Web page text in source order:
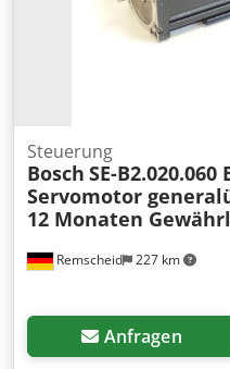
Remscheid 227 km
Steuerung
Bosch SE-
Servomotor
12 Monaten
Anfragen